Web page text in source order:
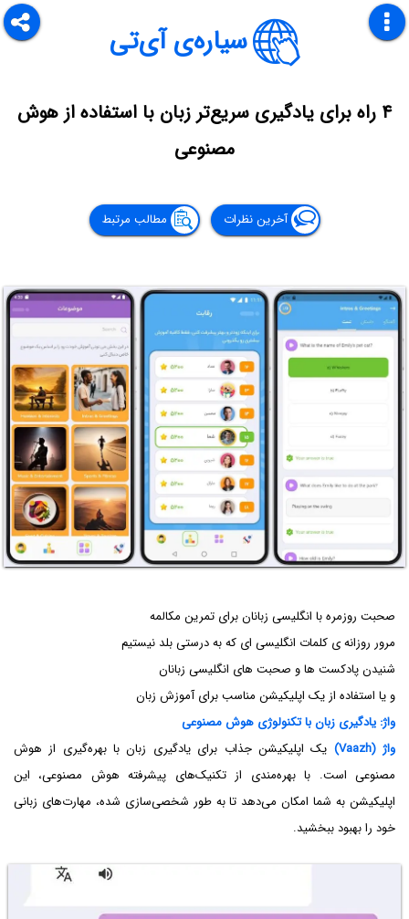
سیاره‌ی آی‌تی
۴ راه برای یادگیری سریع‌تر زبان با استفاده از هوش
مصنوعی
آخرین نظرات مطالب مرتبط
صحبت روزمره با انگلیسی زبانان برای تمرین مکالمه
مرور روزانه ی کلمات انگلیسی ای که به درستی بلد نیستیم
شنیدن پادکست ها و صحبت های انگلیسی زبانان
و یا استفاده از یک اپلیکیشن مناسب برای آموزش زبان
واژ: یادگیری زبان با تکنولوژی هوش مصنوعی
واژ (Vaazh)
یک اپلیکیشن جذاب برای یادگیری زبان با بهره‌گیری از هوش
مصنوعی است. با بهره‌مندی از تکنیک‌های پیشرفته هوش مصنوعی، این
اپلیکیشن به شما امکان می‌دهد تا به طور شخصی‌سازی شده، مهارت‌های زبانی
خود را بهبود ببخشید.